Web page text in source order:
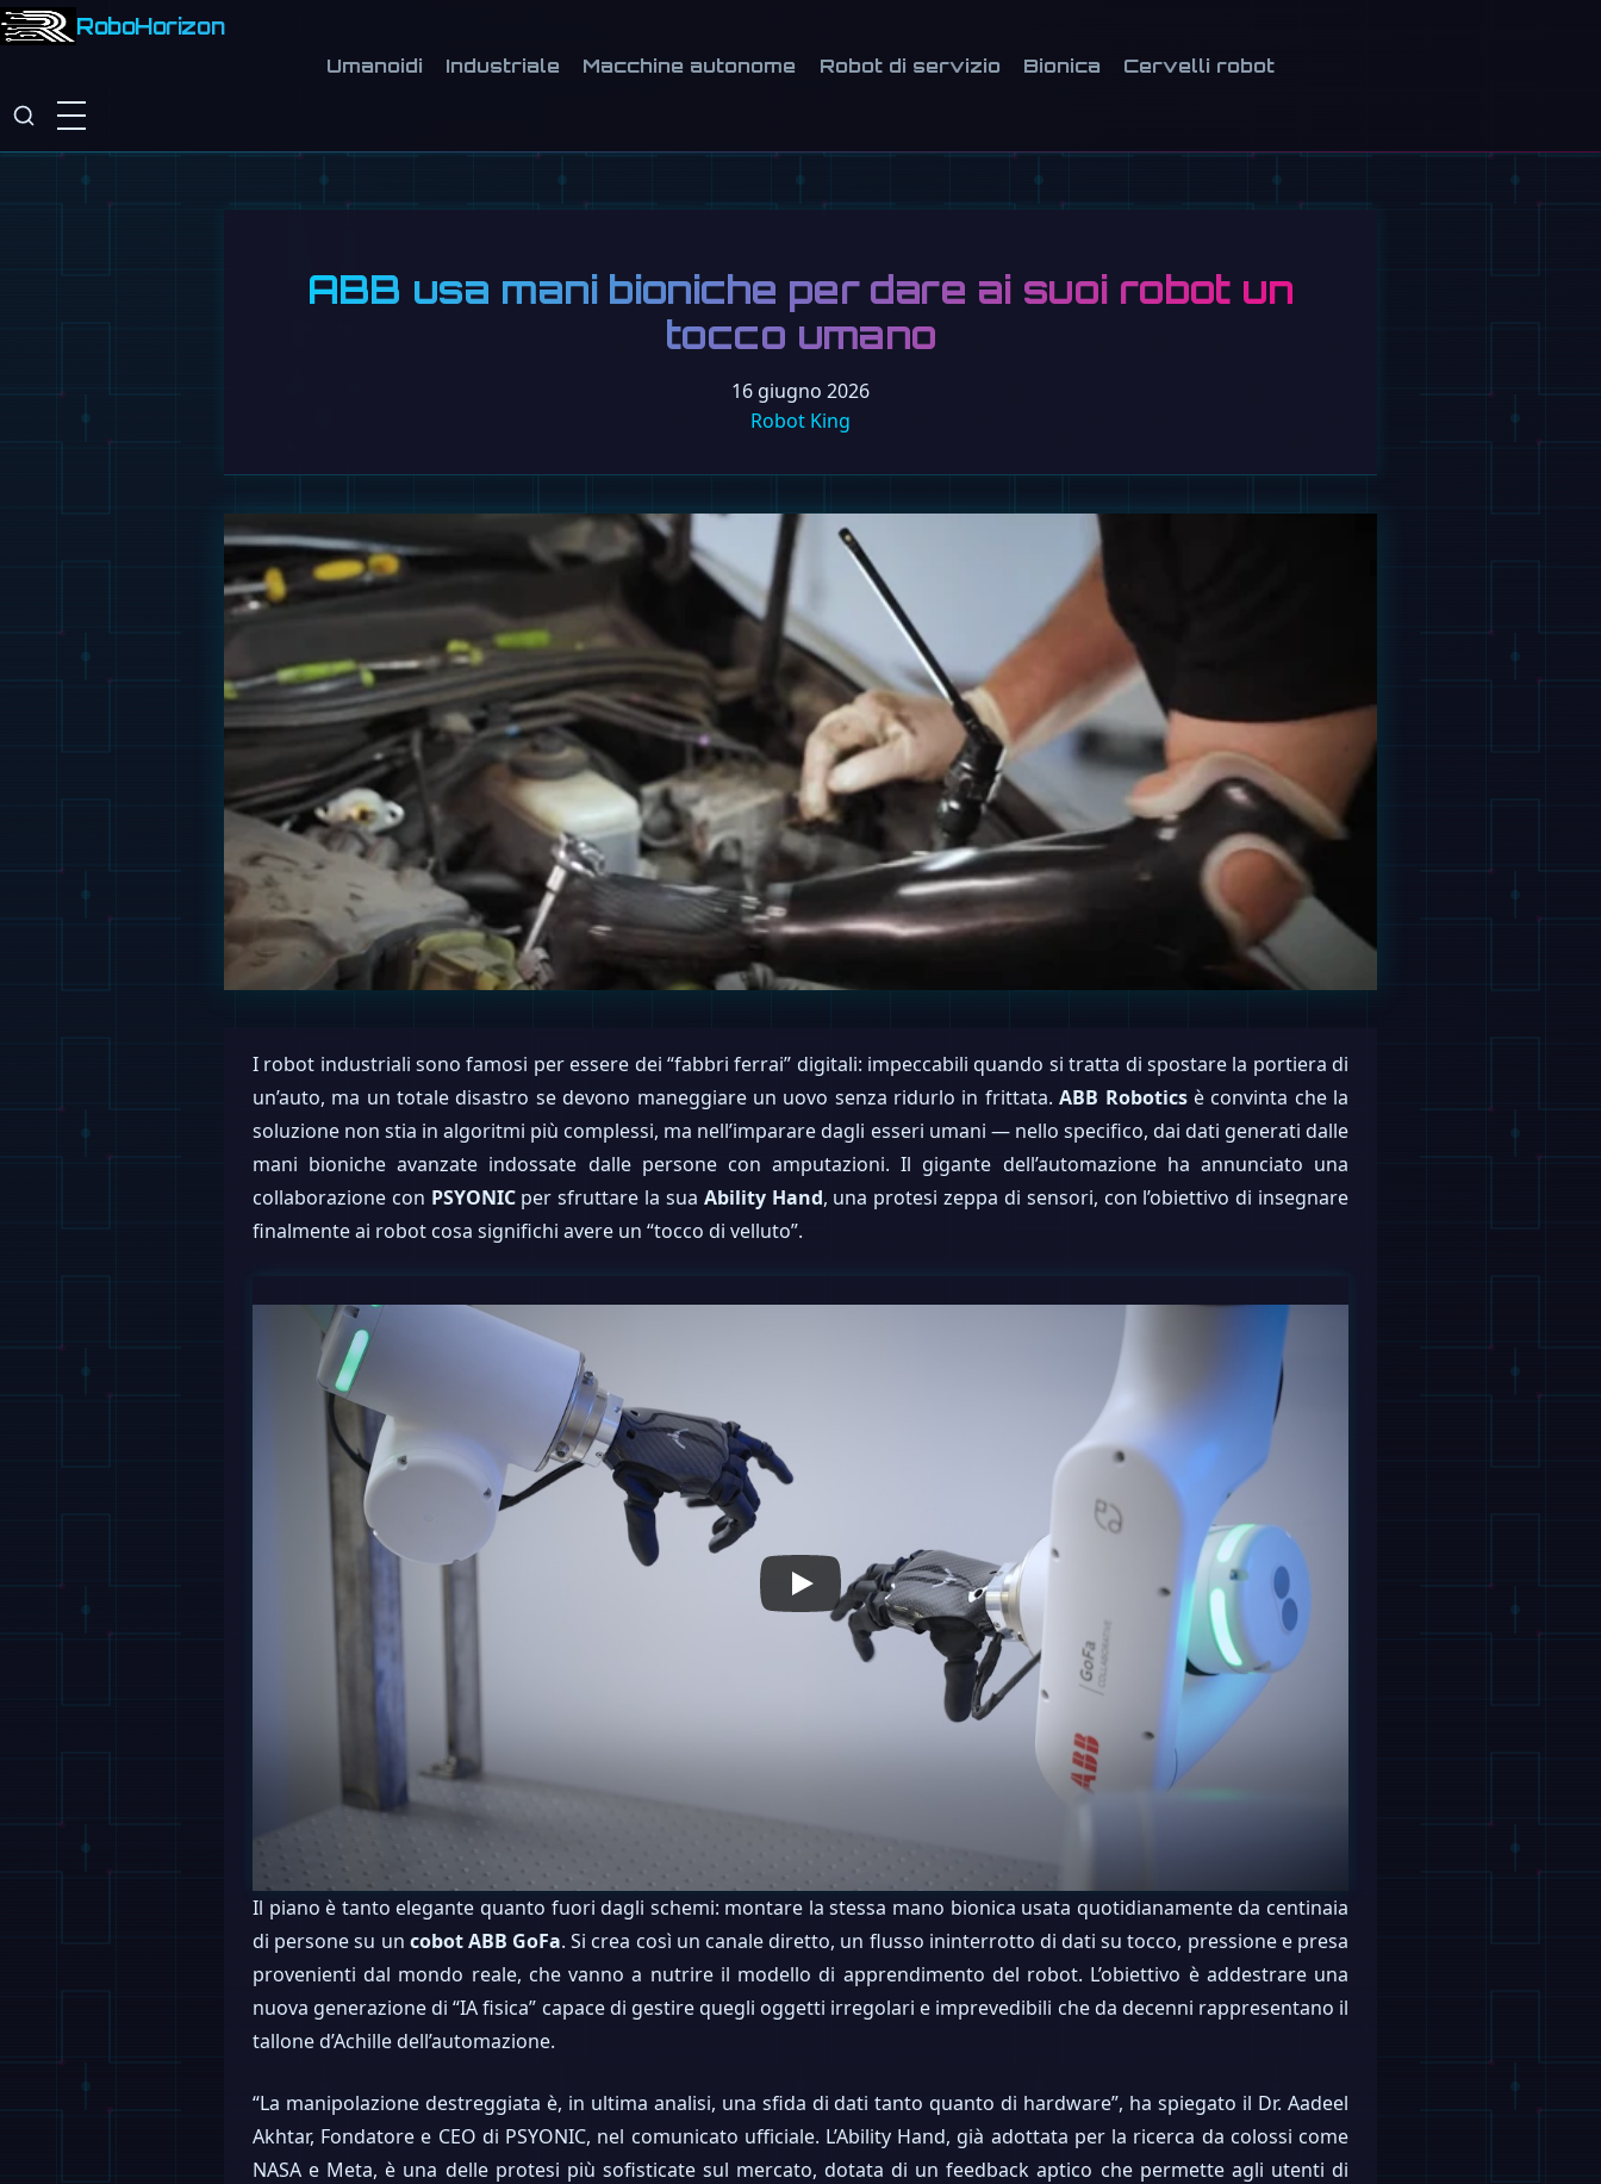
RoboHorizon
Umanoidi Industriale Macchine autonome Robot di servizio Bionica Cervelli robot
ABB usa mani bioniche per dare ai suoi robot un
tocco umano
16 giugno 2026
Robot King
I robot industriali sono famosi per essere dei “fabbri ferrai” digitali: impeccabili quando si tratta di spostare la portiera di
un’auto, ma un totale disastro se devono maneggiare un uovo senza ridurlo in frittata.ABB Roboticsè convinta che la
soluzione non stia in algoritmi più complessi, ma nell’imparare dagli esseri umani — nello specifico, dai dati generati dalle
mani bioniche avanzate indossate dalle persone con amputazioni. Il gigante dell’automazione ha annunciato una
collaborazione con PSYONICper sfruttare la sua Ability Hand, una protesi zeppa di sensori, con l’obiettivo di insegnare
finalmente ai robot cosa significhi avere un “tocco di velluto”.
Il piano è tanto elegante quanto fuori dagli schemi: montare la stessa mano bionica usata quotidianamente da centinaia
di persone su un cobot ABB GoFa. Si crea così un canale diretto, un flusso ininterrotto di dati su tocco, pressione e presa
provenienti dal mondo reale, che vanno a nutrire il modello di apprendimento del robot. L’obiettivo è addestrare una
nuova generazione di “IA fisica” capace di gestire quegli oggetti irregolari e imprevedibili che da decenni rappresentano il
tallone d’Achille dell’automazione.
“La manipolazione destreggiata è, in ultima analisi, una sfida di dati tanto quanto di hardware”, ha spiegato il Dr. Aadeel
Akhtar, Fondatore e CEO di PSYONIC, nel comunicato ufficiale. L’Ability Hand, già adottata per la ricerca da colossi come
NASA e Meta, è una delle protesi più sofisticate sul mercato, dotata di un feedback aptico che permette agli utenti di